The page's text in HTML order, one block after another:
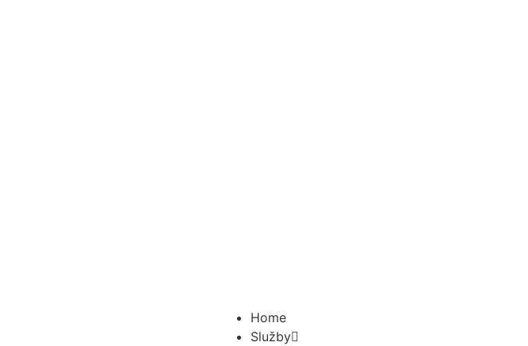
Home
Služby